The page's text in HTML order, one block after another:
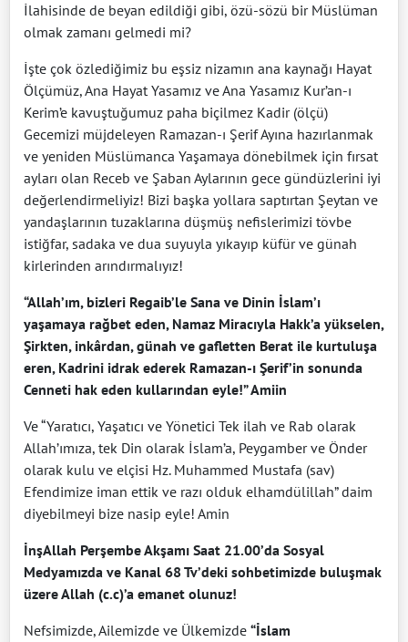
İlahisinde de beyan edildiği gibi, özü-sözü bir Müslüman
olmak zamanı gelmedi mi?
İşte çok özlediğimiz bu eşsiz nizamın ana kaynağı Hayat
Ölçümüz, Ana Hayat Yasamız ve Ana Yasamız Kur’an-ı
Kerim’e kavuştuğumuz paha biçilmez Kadir (ölçü)
Gecemizi müjdeleyen Ramazan-ı Şerif Ayına hazırlanmak
ve yeniden Müslümanca Yaşamaya dönebilmek için fırsat
ayları olan Receb ve Şaban Aylarının gece gündüzlerini iyi
değerlendirmeliyiz! Bizi başka yollara saptırtan Şeytan ve
yandaşlarının tuzaklarına düşmüş nefislerimizi tövbe
istiğfar, sadaka ve dua suyuyla yıkayıp küfür ve günah
kirlerinden arındırmalıyız!
“Allah’ım, bizleri Regaib’le Sana ve Dinin İslam’ı
yaşamaya rağbet eden, Namaz Miracıyla Hakk’a yükselen,
Şirkten, inkârdan, günah ve gafletten Berat ile kurtuluşa
eren, Kadrini idrak ederek Ramazan-ı Şerif’in sonunda
Cenneti hak eden kullarından eyle!” Amiin
Ve “Yaratıcı, Yaşatıcı ve Yönetici Tek ilah ve Rab olarak
Allah’ımıza, tek Din olarak İslam’a, Peygamber ve Önder
olarak kulu ve elçisi Hz. Muhammed Mustafa (sav)
Efendimize iman ettik ve razı olduk elhamdülillah” daim
diyebilmeyi bize nasip eyle! Amin
İnşAllah Perşembe Akşamı Saat 21.00’da Sosyal
Medyamızda ve Kanal 68 Tv’deki sohbetimizde buluşmak
üzere Allah (c.c)’a emanet olunuz!
Nefsimizde, Ailemizde ve Ülkemizde “İslam